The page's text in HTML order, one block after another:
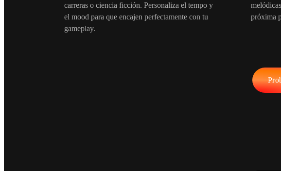
carreras o ciencia ficción. Personaliza el tempo y
el mood para que encajen perfectamente con tu
gameplay.
próxima